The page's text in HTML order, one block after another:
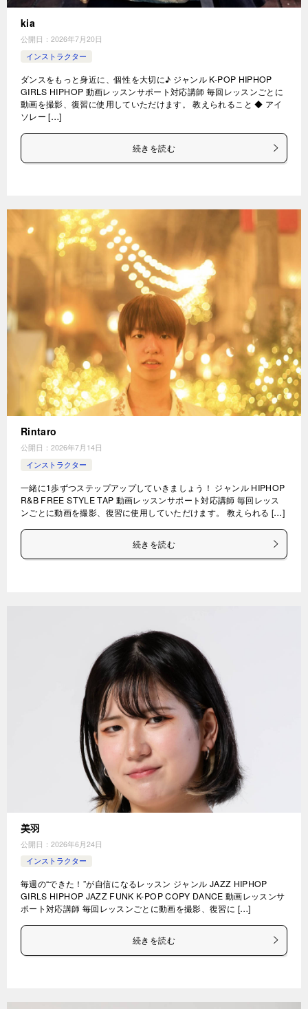
kia
公開日： 2026年7月20日
インストラクター
ダンスをもっと身近に、個性を大切に♪ ジャンル K-POP HIPHOP
GIRLS HIPHOP 動画レッスンサポート対応講師 毎回レッスンごとに
動画を撮影、復習に使用していただけます。 教えられること ◆ アイ
ソレー […]
続きを読む
Rintaro
公開日： 2026年7月14日
インストラクター
一緒に1歩ずつステップアップしていきましょう！ ジャンル HIPHOP
R&B FREE STYLE TAP 動画レッスンサポート対応講師 毎回レッス
ンごとに動画を撮影、復習に使用していただけます。 教えられる […]
続きを読む
美羽
公開日： 2026年6月24日
インストラクター
毎週の“できた！”が自信になるレッスン ジャンル JAZZ HIPHOP
GIRLS HIPHOP JAZZ FUNK K-POP COPY DANCE 動画レッスンサ
ポート対応講師 毎回レッスンごとに動画を撮影、復習に […]
続きを読む